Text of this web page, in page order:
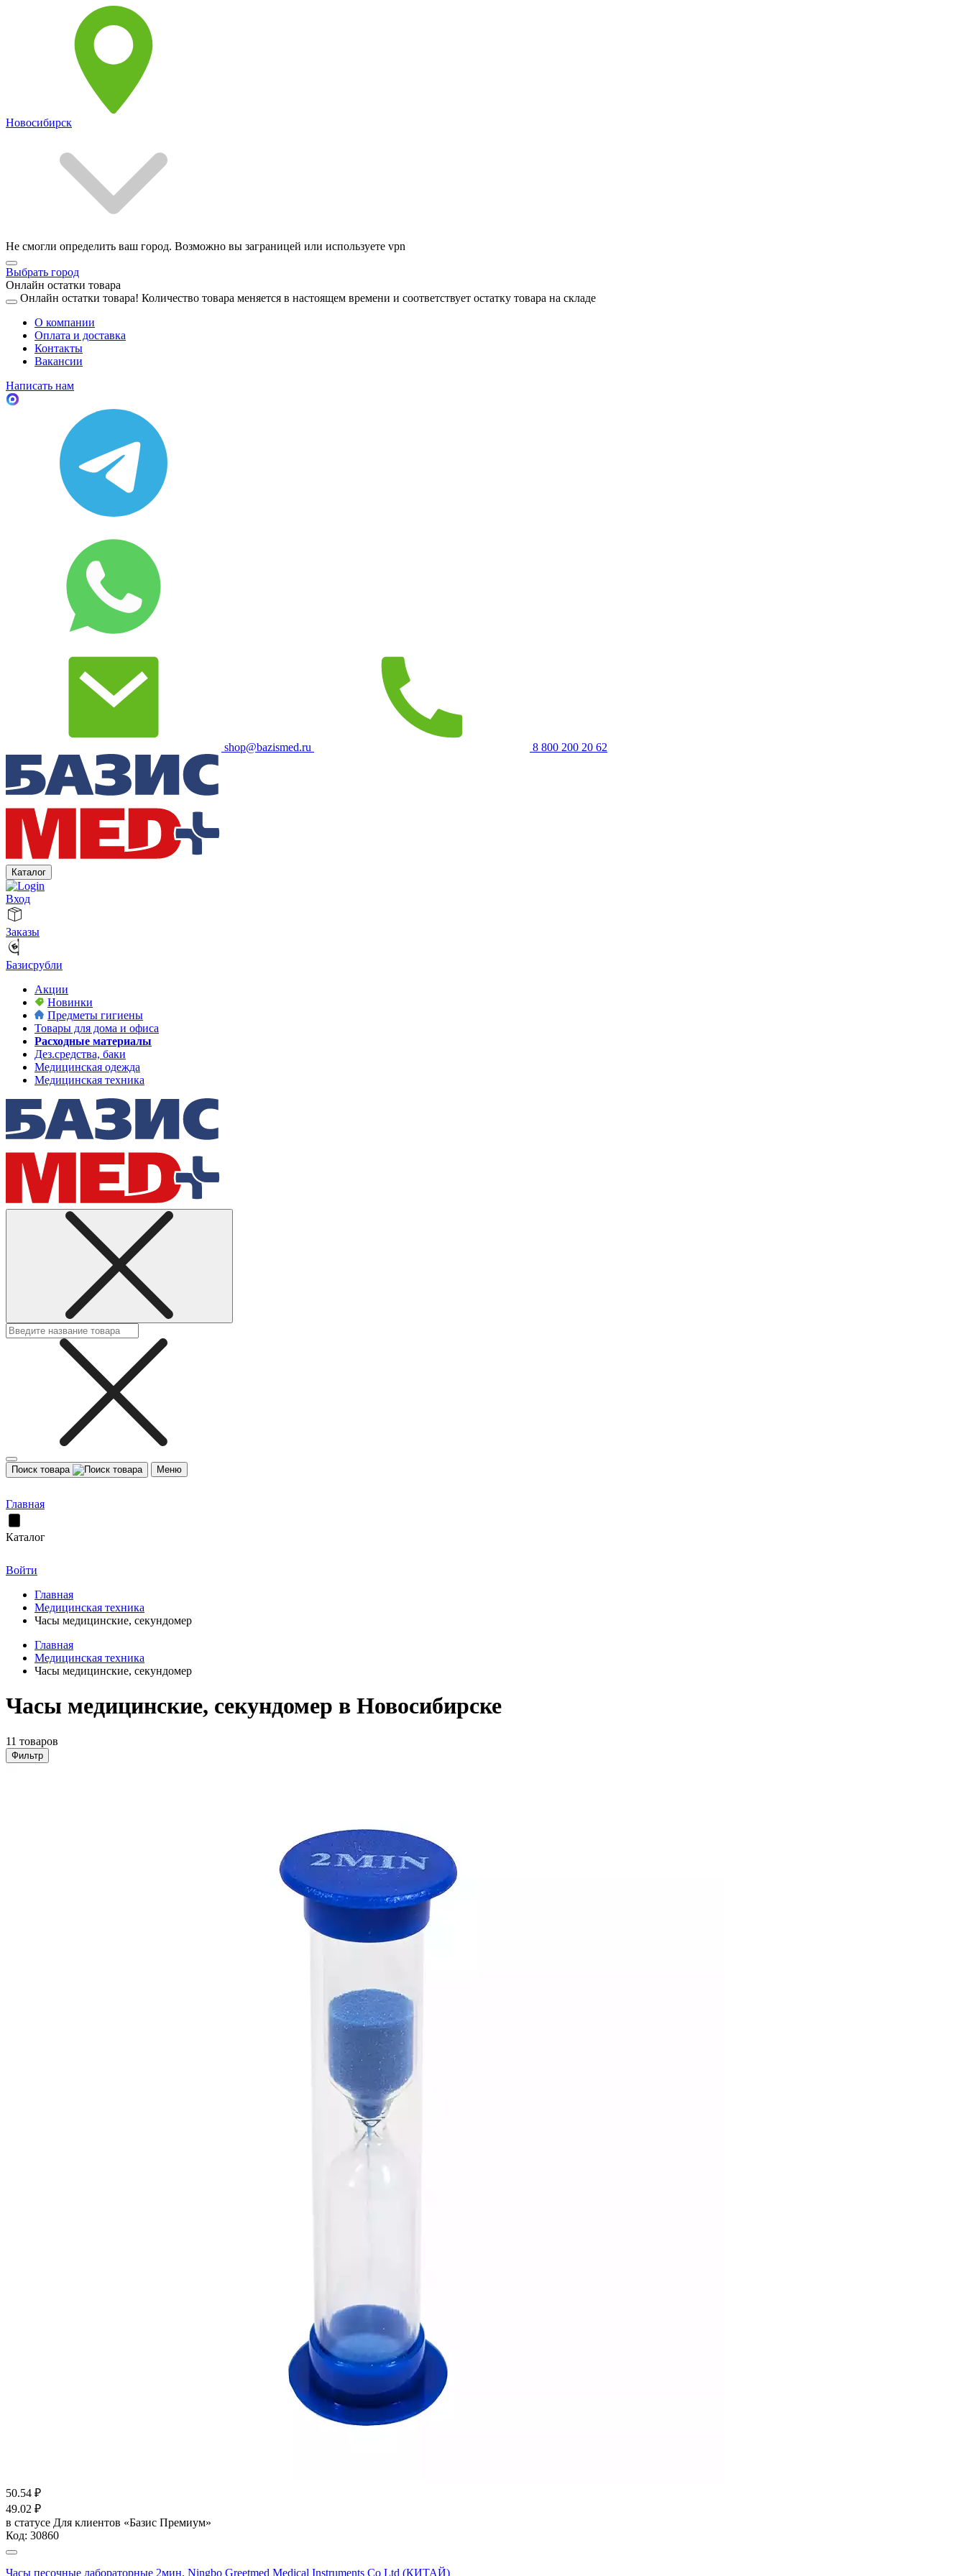
Новосибирск
Не смогли определить ваш город. Возможно вы заграницей или используете vpn
Выбрать город
Онлайн остатки товара
Онлайн остатки товара! Количество товара меняется в настоящем времени и соответствует остатку товара на складе
О компании
Оплата и доставка
Контакты
Вакансии
Написать нам
shop@bazismed.ru 8 800 200 20 62
Каталог
Вход
Заказы
Базисрубли
Акции
Новинки
Предметы гигиены
Товары для дома и офиса
Расходные материалы
Дез.средства, баки
Медицинская одежда
Медицинская техника
Поиск товара Меню
Главная
Каталог
Войти
Главная
Медицинская техника
Часы медицинские, секундомер
Главная
Медицинская техника
Часы медицинские, секундомер
Часы медицинские, секундомер в Новосибирске
11 товаров
Фильтр
50.54 ₽
49.02 ₽
в статусе Для клиентов «Базис Премиум»
Код: 30860
Часы песочные лабораторные 2мин, Ningbo Greetmed Medical Instruments Co Ltd (КИТАЙ)